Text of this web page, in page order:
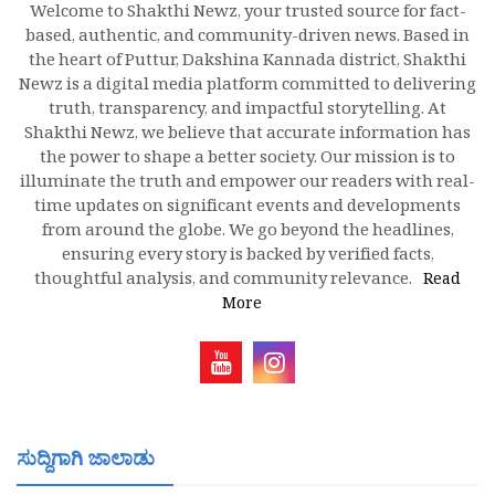
Welcome to Shakthi Newz, your trusted source for fact-
based, authentic, and community-driven news. Based in
the heart of Puttur, Dakshina Kannada district, Shakthi
Newz is a digital media platform committed to delivering
truth, transparency, and impactful storytelling. At
Shakthi Newz, we believe that accurate information has
the power to shape a better society. Our mission is to
illuminate the truth and empower our readers with real-
time updates on significant events and developments
from around the globe. We go beyond the headlines,
ensuring every story is backed by verified facts,
thoughtful analysis, and community relevance. Read
More
ಸುದ್ದಿಗಾಗಿ ಜಾಲಾಡು